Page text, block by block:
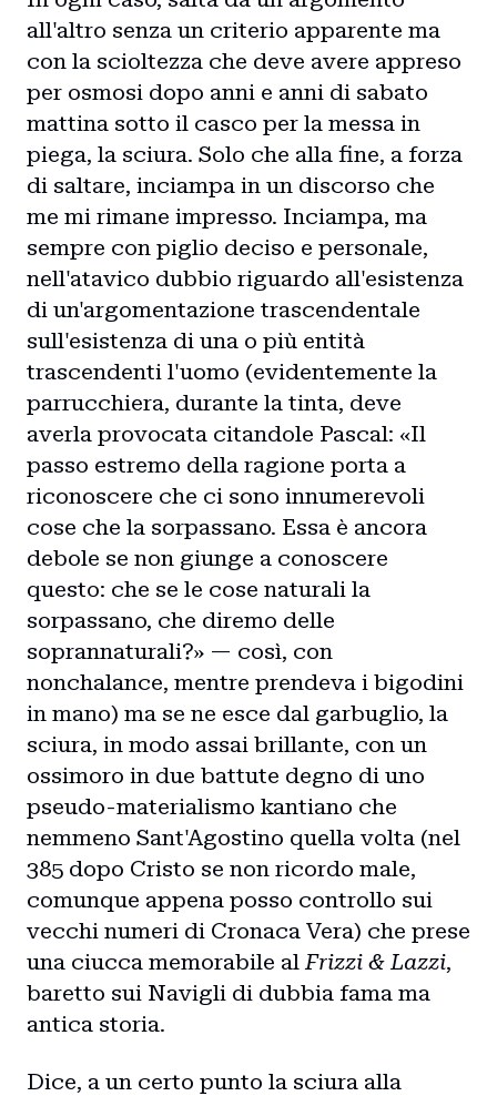
Home
Intro
Blog
Storie
Collaborazioni
all'altro senza un criterio apparente ma
con la scioltezza che deve avere appreso
per osmosi dopo anni e anni di sabato
mattina sotto il casco per la messa in
piega, la sciura. Solo che alla fine, a forza
di saltare, inciampa in un discorso che
me mi rimane impresso. Inciampa, ma
sempre con piglio deciso e personale,
nell'atavico dubbio riguardo all'esistenza
di un'argomentazione trascendentale
sull'esistenza di una o più entità
trascendenti l'uomo (evidentemente la
parrucchiera, durante la tinta, deve
averla provocata citandole Pascal: «Il
passo estremo della ragione porta a
riconoscere che ci sono innumerevoli
cose che la sorpassano. Essa è ancora
debole se non giunge a conoscere
questo: che se le cose naturali la
sorpassano, che diremo delle
soprannaturali?» — così, con
nonchalance, mentre prendeva i bigodini
in mano) ma se ne esce dal garbuglio, la
sciura, in modo assai brillante, con un
ossimoro in due battute degno di uno
pseudo-materialismo kantiano che
nemmeno Sant'Agostino quella volta (nel
385 dopo Cristo se non ricordo male,
comunque appena posso controllo sui
vecchi numeri di Cronaca Vera) che prese
una ciucca memorabile alFrizzi & Lazzi,
baretto sui Navigli di dubbia fama ma
antica storia.
Dice, a un certo punto la sciura alla